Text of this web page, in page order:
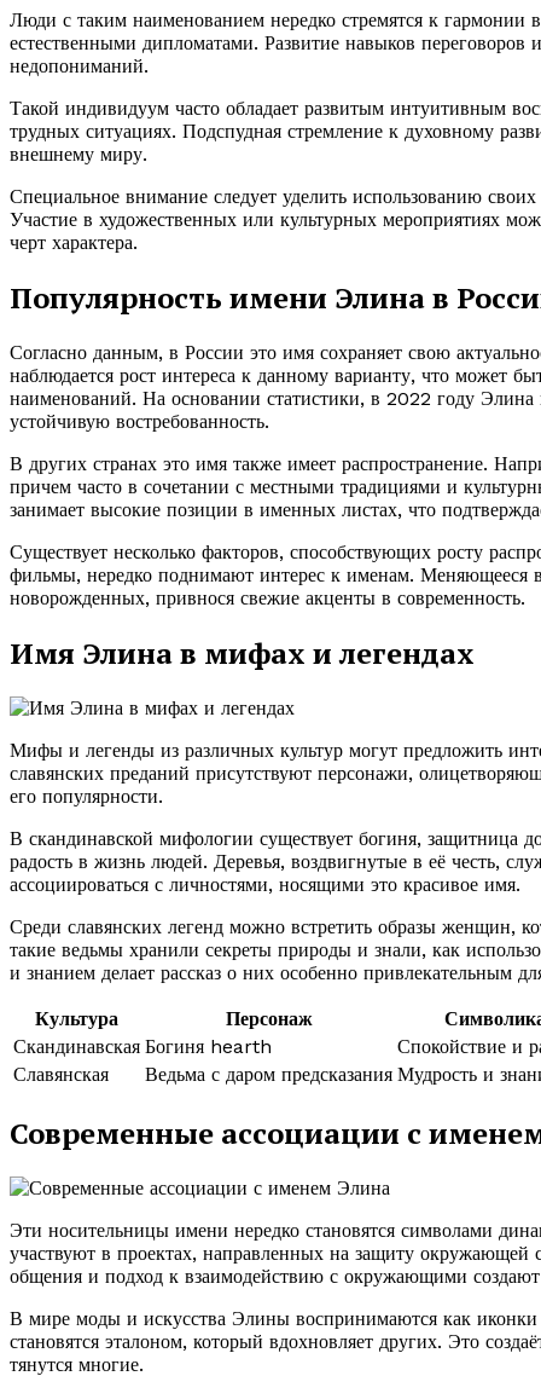
Люди с таким наименованием нередко стремятся к
естественными дипломатами. Развитие навыков
недопониманий.
Такой индивидуум часто обладает развитым интуитивным
трудных ситуациях. Подспудная стремление к духовному
внешнему миру.
Специальное внимание следует уделить использованию
Участие в художественных или культурных мероприятиях
черт характера.
Популярность имени Элина в
Согласно данным, в России это имя сохраняет свою
наблюдается рост интереса к данному варианту, что может
наименований. На основании статистики, в 2022 году
устойчивую востребованность.
В других странах это имя также имеет распространение.
причем часто в сочетании с местными традициями и
занимает высокие позиции в именных листах, что
Существует несколько факторов, способствующих росту
фильмы, нередко поднимают интерес к именам. Меняющееся
новорожденных, привнося свежие акценты в современность.
Имя Элина в мифах и легендах
Мифы и легенды из различных культур могут предложить
славянских преданий присутствуют персонажи,
его популярности.
В скандинавской мифологии существует богиня, защитница
радость в жизнь людей. Деревья, воздвигнутые в её честь,
ассоциироваться с личностями, носящими это красивое имя.
Среди славянских легенд можно встретить образы женщин,
такие ведьмы хранили секреты природы и знали, как
и знанием делает рассказ о них особенно привлекательным
Культура
Персонаж
Скандинавская Богиня hearth
Спокойствие и
Славянская
Ведьма с даром предсказания Мудрость и
Современные ассоциации с
Эти носительницы имени нередко становятся символами
участвуют в проектах, направленных на защиту окружающей
общения и подход к взаимодействию с окружающими
В мире моды и искусства Элины воспринимаются как
становятся эталоном, который вдохновляет других. Это
тянутся многие.